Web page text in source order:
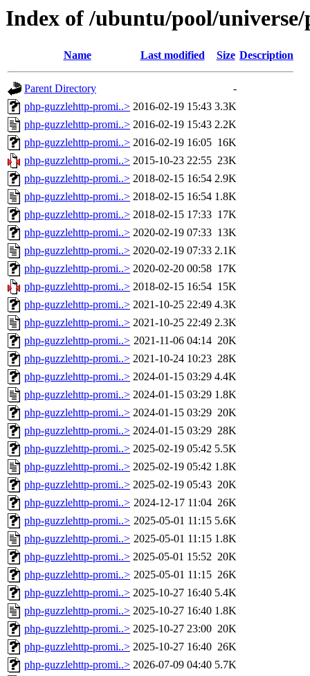
Index of /ubuntu/pool/
Name Last modified Size Description
Parent Directory
-
php-guzzlehttp-promi..> 2016-02-19 15:43 3.3K
php-guzzlehttp-promi..> 2016-02-19 15:43 2.2K
php-guzzlehttp-promi..> 2016-02-19 16:05 16K
php-guzzlehttp-promi..> 2015-10-23 22:55 23K
php-guzzlehttp-promi..> 2018-02-15 16:54 2.9K
php-guzzlehttp-promi..> 2018-02-15 16:54 1.8K
php-guzzlehttp-promi..> 2018-02-15 17:33 17K
php-guzzlehttp-promi..> 2020-02-19 07:33 13K
php-guzzlehttp-promi..> 2020-02-19 07:33 2.1K
php-guzzlehttp-promi..> 2020-02-20 00:58 17K
php-guzzlehttp-promi..> 2018-02-15 16:54 15K
php-guzzlehttp-promi..> 2021-10-25 22:49 4.3K
php-guzzlehttp-promi..> 2021-10-25 22:49 2.3K
php-guzzlehttp-promi..> 2021-11-06 04:14 20K
php-guzzlehttp-promi..> 2021-10-24 10:23 28K
php-guzzlehttp-promi..> 2024-01-15 03:29 4.4K
php-guzzlehttp-promi..> 2024-01-15 03:29 1.8K
php-guzzlehttp-promi..> 2024-01-15 03:29 20K
php-guzzlehttp-promi..> 2024-01-15 03:29 28K
php-guzzlehttp-promi..> 2025-02-19 05:42 5.5K
php-guzzlehttp-promi..> 2025-02-19 05:42 1.8K
php-guzzlehttp-promi..> 2025-02-19 05:43 20K
php-guzzlehttp-promi..> 2024-12-17 11:04 26K
php-guzzlehttp-promi..> 2025-05-01 11:15 5.6K
php-guzzlehttp-promi..> 2025-05-01 11:15 1.8K
php-guzzlehttp-promi..> 2025-05-01 15:52 20K
php-guzzlehttp-promi..> 2025-05-01 11:15 26K
php-guzzlehttp-promi..> 2025-10-27 16:40 5.4K
php-guzzlehttp-promi..> 2025-10-27 16:40 1.8K
php-guzzlehttp-promi..> 2025-10-27 23:00 20K
php-guzzlehttp-promi..> 2025-10-27 16:40 26K
php-guzzlehttp-promi..> 2026-07-09 04:40 5.7K